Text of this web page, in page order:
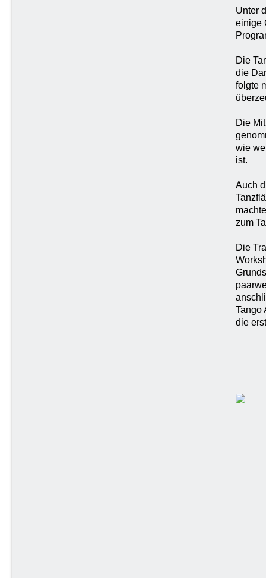
Unter
einige
Die
die
folgte
Die
wie
ist.
Auch
zum
Die
Tango
die